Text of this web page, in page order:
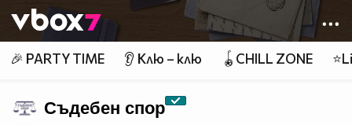
👾
🎉 PARTY TIME 👂 Клю – клю 🪀CHILL ZONE
Съдебен спор